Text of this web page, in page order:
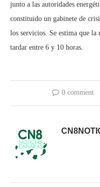
junto a las autoridades
constituido un gabinete de
los servicios. Se estima que
tardar entre 6 y 10 horas.
0 comment